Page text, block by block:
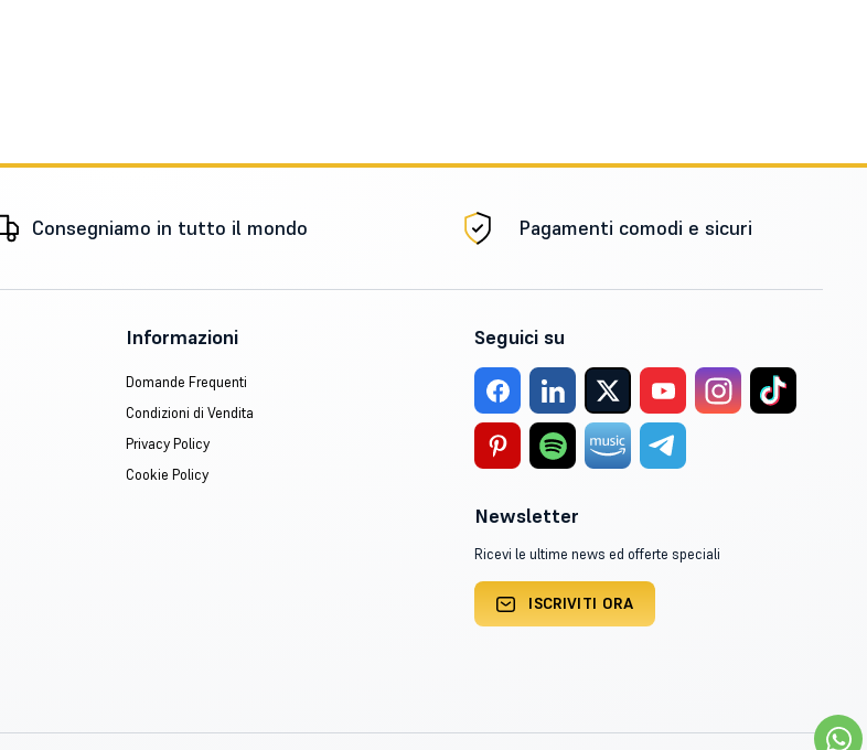
Consegniamo in tutto il mondo Pagamenti comodi e sicuri
Informazioni
Domande Frequenti
Condizioni di Vendita
Privacy Policy
Cookie Policy
Seguici su
Newsletter
Ricevi le ultime news ed offerte speciali
ISCRIVITI ORA